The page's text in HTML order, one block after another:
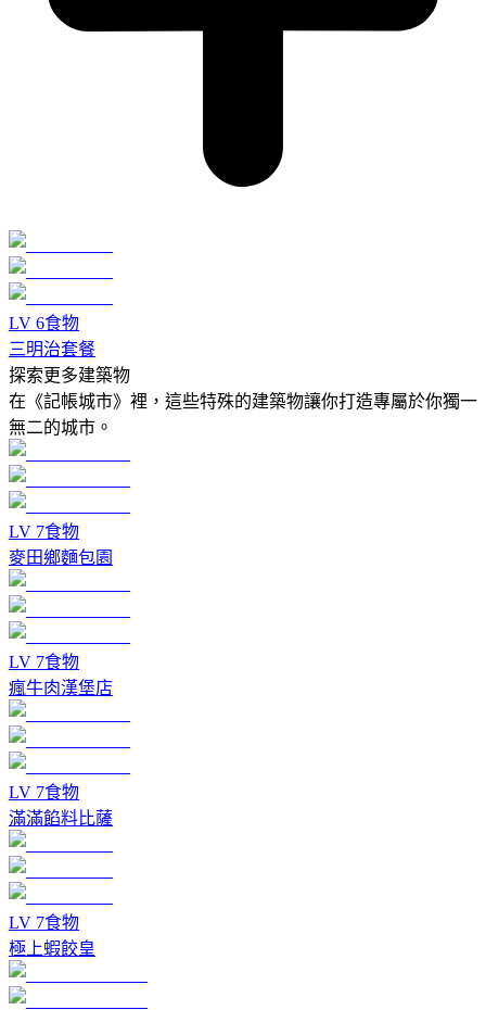
LV 6食物
三明治套餐
探索更多建築物
在《記帳城市》裡，這些特殊的建築物讓你打造專屬於你獨一
無二的城市。
LV 7食物
麥田鄉麵包園
LV 7食物
瘋牛肉漢堡店
LV 7食物
滿滿餡料比薩
LV 7食物
極上蝦餃皇